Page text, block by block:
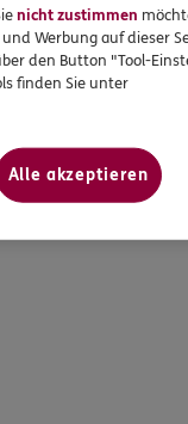
nicht zustimmen
Werbung auf dieser
den Button "Tool-
finden Sie unter
Alle akzeptieren